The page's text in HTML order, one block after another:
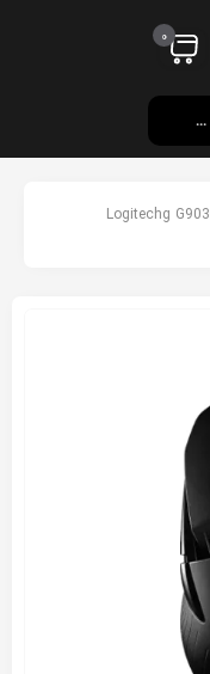
0
موس لاجیتک مدل Logitechg G903